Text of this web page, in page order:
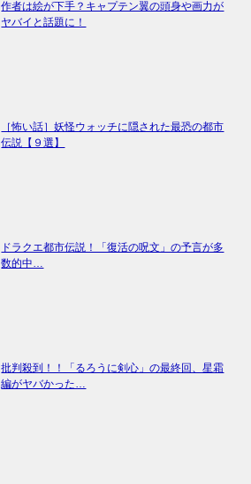
作者は絵が下手？キャプテン翼の頭身や画力が
ヤバイと話題に！
［怖い話］妖怪ウォッチに隠された最恐の都市
伝説【９選】
ドラクエ都市伝説！「復活の呪文」の予言が多
数的中…
批判殺到！！「るろうに剣心」の最終回、星霜
編がヤバかった…